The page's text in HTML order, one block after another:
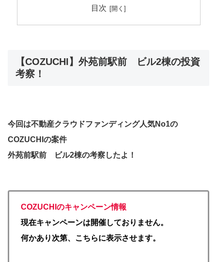
目次
【COZUCHI】外苑前駅前 ビル2棟の投資
考察！
今回は不動産クラウドファンディング人気No1の
COZUCHIの案件
外苑前駅前 ビル2棟の考察したよ！
COZUCHIのキャンペーン情報
現在キャンペーンは開催しておりません。
何かあり次第、こちらに表示させます。